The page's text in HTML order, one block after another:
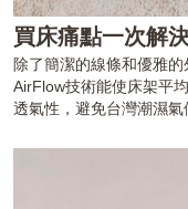
買床痛點一次解
除了簡潔的線條和優雅
AirFlow技術能使床架平
透氣性，避免台灣潮濕氣